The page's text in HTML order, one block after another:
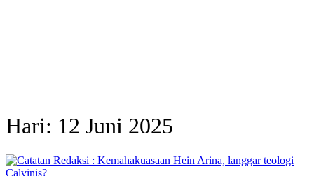
Hari: 12 Juni 2025